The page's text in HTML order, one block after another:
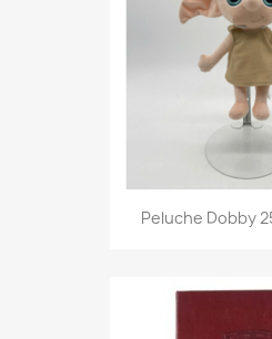
Peluche Dobby